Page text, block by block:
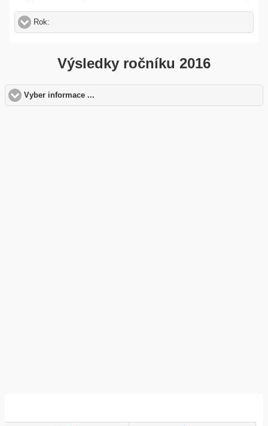
Rok:
Výsledky ročníku 2016
Vyber informace ...